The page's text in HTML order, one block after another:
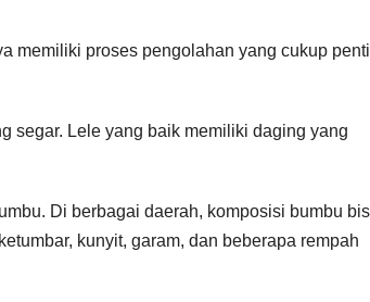
memiliki proses pengolahan yang cukup
segar. Lele yang baik memiliki daging yang
Di berbagai daerah, komposisi bumbu
kunyit, garam, dan beberapa rempah